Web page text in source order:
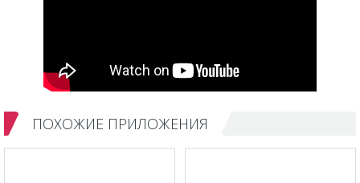
ПОХОЖИЕ ПРИЛОЖЕНИЯ